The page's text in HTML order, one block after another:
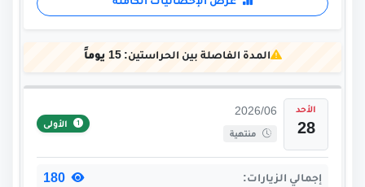
عرض الإحصائيات الكاملة
المدة الفاصلة بين الحراستين:15 يوماً
الأحد
28
2026/06
منتهية
الأولى
إجمالي الزيارات: